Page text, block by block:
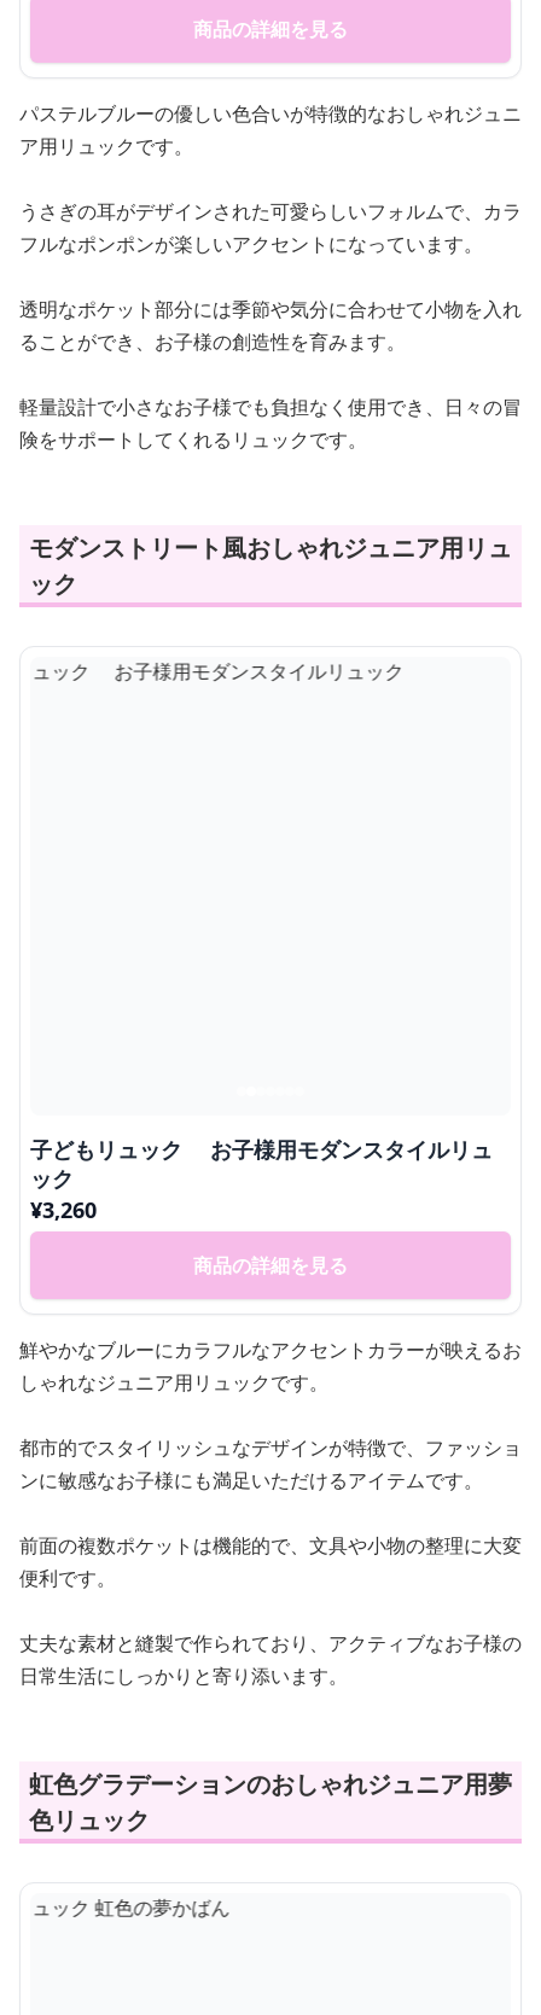
商品の詳細を見る
パステルブルーの優しい色合いが特徴的なおしゃれジュニ
ア用リュックです。
うさぎの耳がデザインされた可愛らしいフォルムで、カラ
フルなポンポンが楽しいアクセントになっています。
透明なポケット部分には季節や気分に合わせて小物を入れ
ることができ、お子様の創造性を育みます。
軽量設計で小さなお子様でも負担なく使用でき、日々の冒
険をサポートしてくれるリュックです。
モダンストリート風おしゃれジュニア用リュ
ック
子どもリュック お子様用モダンスタイルリュ
ック
¥3,260
商品の詳細を見る
鮮やかなブルーにカラフルなアクセントカラーが映えるお
しゃれなジュニア用リュックです。
都市的でスタイリッシュなデザインが特徴で、ファッショ
ンに敏感なお子様にも満足いただけるアイテムです。
前面の複数ポケットは機能的で、文具や小物の整理に大変
便利です。
丈夫な素材と縫製で作られており、アクティブなお子様の
日常生活にしっかりと寄り添います。
虹色グラデーションのおしゃれジュニア用夢
色リュック